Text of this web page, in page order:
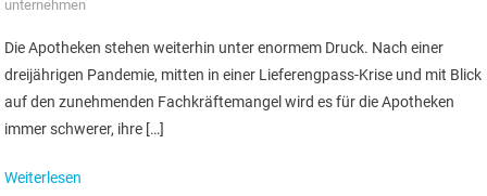
unternehmen
Die Apotheken stehen weiterhin unter enormem Druck. Nach einer
dreijährigen Pandemie, mitten in einer Lieferengpass-Krise und mit Blick
auf den zunehmenden Fachkräftemangel wird es für die Apotheken
immer schwerer, ihre […]
Weiterlesen